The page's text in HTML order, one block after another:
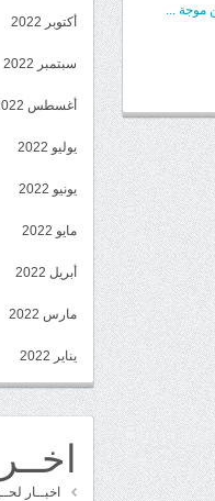
موجة ...
أكتوبر 2022
سبتمبر 2022
أغسطس 2022
يوليو 2022
يونيو 2022
مايو 2022
أبريل 2022
مارس 2022
يناير 2022
اخبــار